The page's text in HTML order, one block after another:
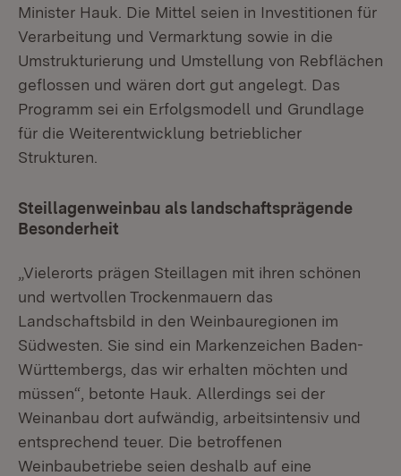
Minister Hauk. Die Mittel seien in Investitionen für
Verarbeitung und Vermarktung sowie in die
Umstrukturierung und Umstellung von Rebflächen
geflossen und wären dort gut angelegt. Das
Programm sei ein Erfolgsmodell und Grundlage
für die Weiterentwicklung betrieblicher
Strukturen.
Steillagenweinbau als landschaftsprägende
Besonderheit
„Vielerorts prägen Steillagen mit ihren schönen
und wertvollen Trockenmauern das
Landschaftsbild in den Weinbauregionen im
Südwesten. Sie sind ein Markenzeichen Baden-
Württembergs, das wir erhalten möchten und
müssen“, betonte Hauk. Allerdings sei der
Weinanbau dort aufwändig, arbeitsintensiv und
entsprechend teuer. Die betroffenen
Weinbaubetriebe seien deshalb auf eine